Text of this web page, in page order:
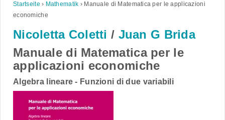
Startseite › Mathematik › Manuale di Matematica per le applicazioni
economiche
Nicoletta Coletti / Juan G Brida
Manuale di Matematica per le
applicazioni economiche
Algebra lineare - Funzioni di due variabili